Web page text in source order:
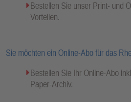
Bestellen Sie unser Print- und
Vorteilen.
Sie möchten ein Online-Abo für das
Bestellen Sie Ihr Online-Abo
Paper-Archiv.